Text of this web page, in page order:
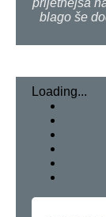
prijetnejša
blago še
Loading...